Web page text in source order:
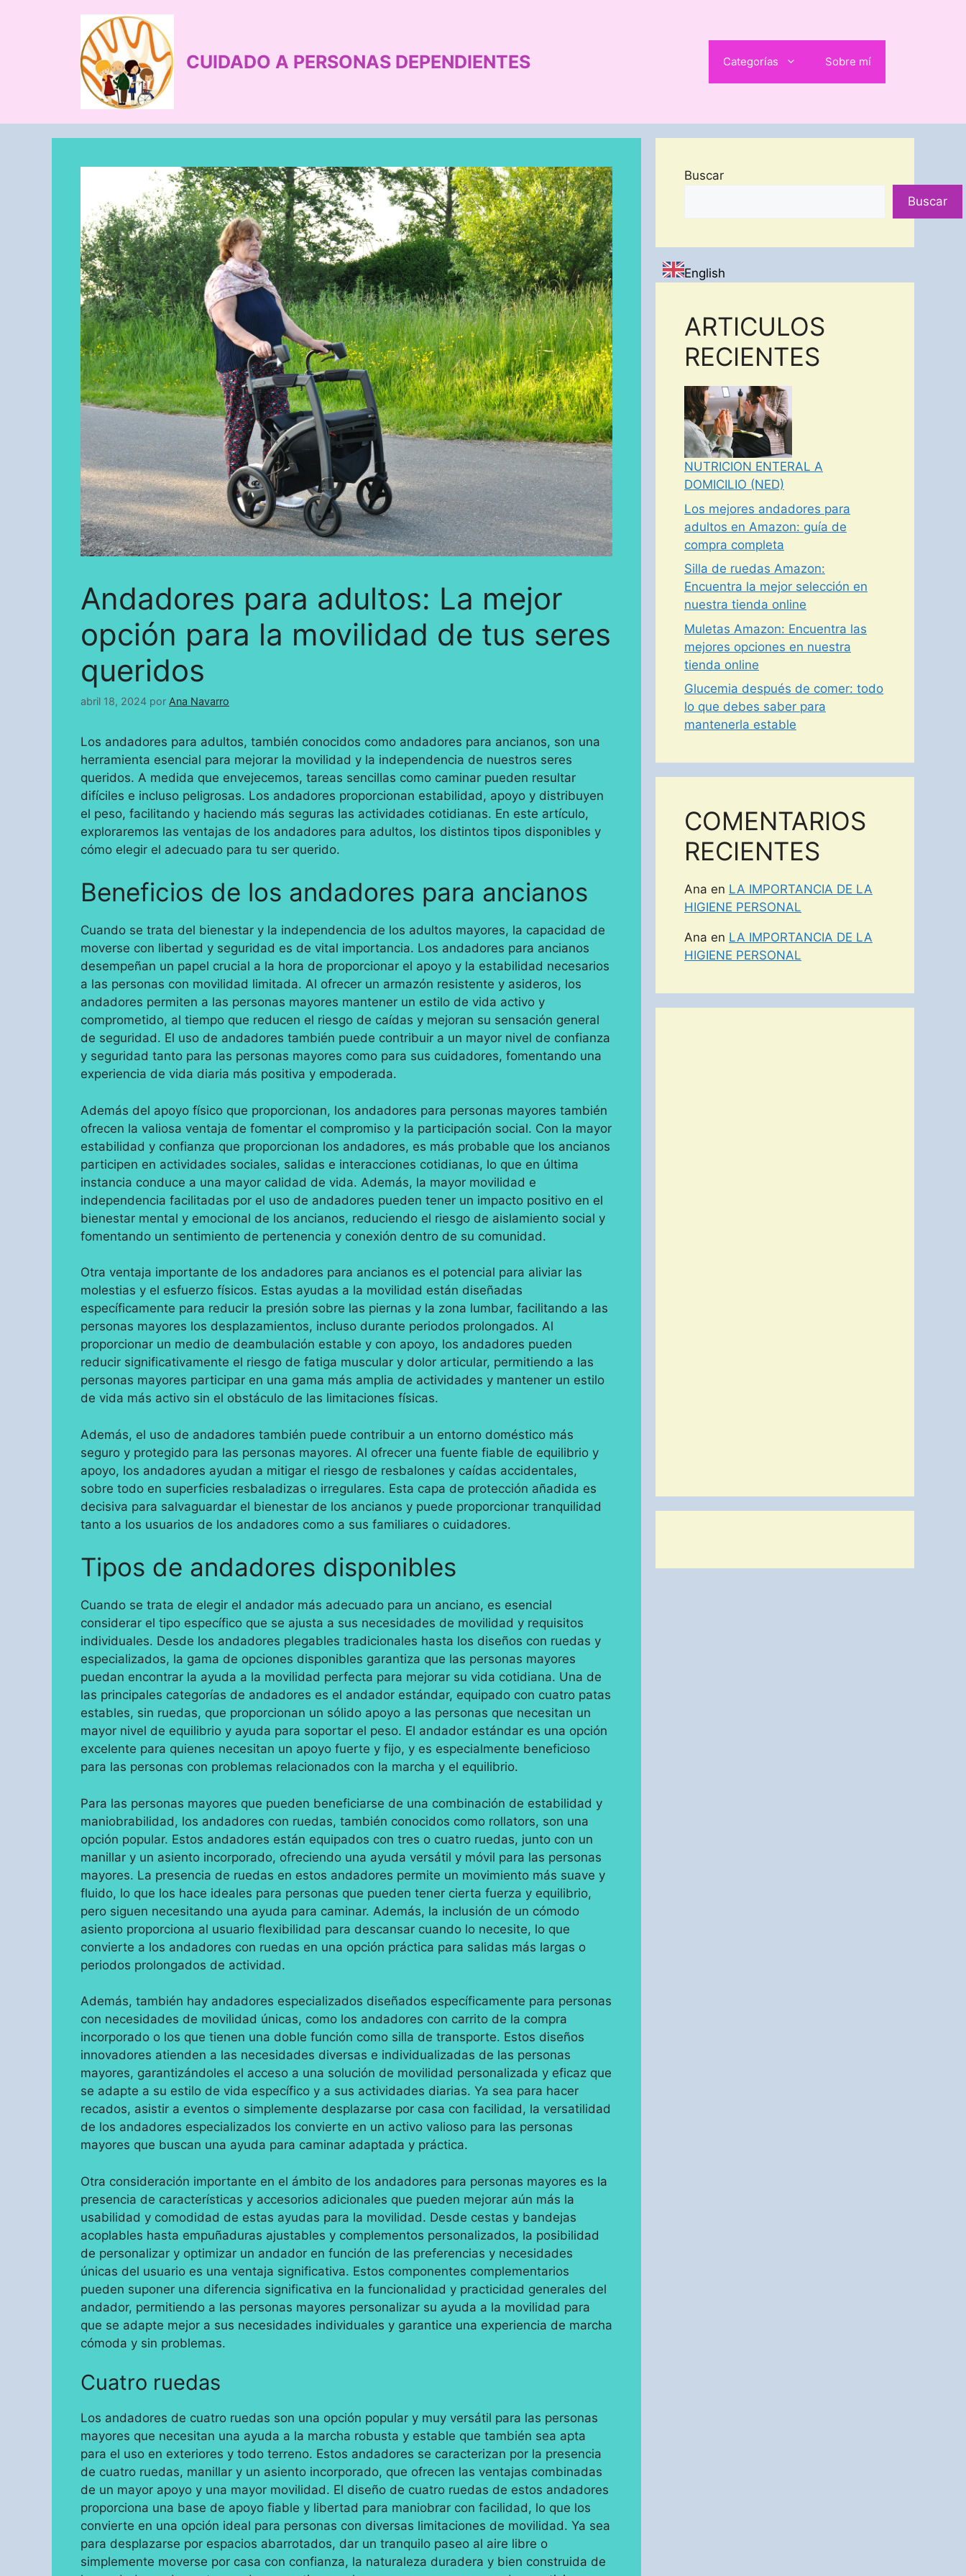
CUIDADO A PERSONAS DEPENDIENTES Categorías Sobre mí
Andadores para adultos: La mejor
opción para la movilidad de tus seres
queridos
abril 18, 2024 por Ana Navarro
Los andadores para adultos, también conocidos como andadores para ancianos, son una
herramienta esencial para mejorar la movilidad y la independencia de nuestros seres
queridos. A medida que envejecemos, tareas sencillas como caminar pueden resultar
difíciles e incluso peligrosas. Los andadores proporcionan estabilidad, apoyo y distribuyen
el peso, facilitando y haciendo más seguras las actividades cotidianas. En este artículo,
exploraremos las ventajas de los andadores para adultos, los distintos tipos disponibles y
cómo elegir el adecuado para tu ser querido.
Beneficios de los andadores para ancianos
Cuando se trata del bienestar y la independencia de los adultos mayores, la capacidad de
moverse con libertad y seguridad es de vital importancia. Los andadores para ancianos
desempeñan un papel crucial a la hora de proporcionar el apoyo y la estabilidad necesarios
a las personas con movilidad limitada. Al ofrecer un armazón resistente y asideros, los
andadores permiten a las personas mayores mantener un estilo de vida activo y
comprometido, al tiempo que reducen el riesgo de caídas y mejoran su sensación general
de seguridad. El uso de andadores también puede contribuir a un mayor nivel de confianza
y seguridad tanto para las personas mayores como para sus cuidadores, fomentando una
experiencia de vida diaria más positiva y empoderada.
Además del apoyo físico que proporcionan, los andadores para personas mayores también
ofrecen la valiosa ventaja de fomentar el compromiso y la participación social. Con la mayor
estabilidad y confianza que proporcionan los andadores, es más probable que los ancianos
participen en actividades sociales, salidas e interacciones cotidianas, lo que en última
instancia conduce a una mayor calidad de vida. Además, la mayor movilidad e
independencia facilitadas por el uso de andadores pueden tener un impacto positivo en el
bienestar mental y emocional de los ancianos, reduciendo el riesgo de aislamiento social y
fomentando un sentimiento de pertenencia y conexión dentro de su comunidad.
Otra ventaja importante de los andadores para ancianos es el potencial para aliviar las
molestias y el esfuerzo físicos. Estas ayudas a la movilidad están diseñadas
específicamente para reducir la presión sobre las piernas y la zona lumbar, facilitando a las
personas mayores los desplazamientos, incluso durante periodos prolongados. Al
proporcionar un medio de deambulación estable y con apoyo, los andadores pueden
reducir significativamente el riesgo de fatiga muscular y dolor articular, permitiendo a las
personas mayores participar en una gama más amplia de actividades y mantener un estilo
de vida más activo sin el obstáculo de las limitaciones físicas.
Además, el uso de andadores también puede contribuir a un entorno doméstico más
seguro y protegido para las personas mayores. Al ofrecer una fuente fiable de equilibrio y
apoyo, los andadores ayudan a mitigar el riesgo de resbalones y caídas accidentales,
sobre todo en superficies resbaladizas o irregulares. Esta capa de protección añadida es
decisiva para salvaguardar el bienestar de los ancianos y puede proporcionar tranquilidad
tanto a los usuarios de los andadores como a sus familiares o cuidadores.
Tipos de andadores disponibles
Cuando se trata de elegir el andador más adecuado para un anciano, es esencial
considerar el tipo específico que se ajusta a sus necesidades de movilidad y requisitos
individuales. Desde los andadores plegables tradicionales hasta los diseños con ruedas y
especializados, la gama de opciones disponibles garantiza que las personas mayores
puedan encontrar la ayuda a la movilidad perfecta para mejorar su vida cotidiana. Una de
las principales categorías de andadores es el andador estándar, equipado con cuatro patas
estables, sin ruedas, que proporcionan un sólido apoyo a las personas que necesitan un
mayor nivel de equilibrio y ayuda para soportar el peso. El andador estándar es una opción
excelente para quienes necesitan un apoyo fuerte y fijo, y es especialmente beneficioso
para las personas con problemas relacionados con la marcha y el equilibrio.
Para las personas mayores que pueden beneficiarse de una combinación de estabilidad y
maniobrabilidad, los andadores con ruedas, también conocidos como rollators, son una
opción popular. Estos andadores están equipados con tres o cuatro ruedas, junto con un
manillar y un asiento incorporado, ofreciendo una ayuda versátil y móvil para las personas
mayores. La presencia de ruedas en estos andadores permite un movimiento más suave y
fluido, lo que los hace ideales para personas que pueden tener cierta fuerza y equilibrio,
pero siguen necesitando una ayuda para caminar. Además, la inclusión de un cómodo
asiento proporciona al usuario flexibilidad para descansar cuando lo necesite, lo que
convierte a los andadores con ruedas en una opción práctica para salidas más largas o
periodos prolongados de actividad.
Además, también hay andadores especializados diseñados específicamente para personas
con necesidades de movilidad únicas, como los andadores con carrito de la compra
incorporado o los que tienen una doble función como silla de transporte. Estos diseños
innovadores atienden a las necesidades diversas e individualizadas de las personas
mayores, garantizándoles el acceso a una solución de movilidad personalizada y eficaz que
se adapte a su estilo de vida específico y a sus actividades diarias. Ya sea para hacer
recados, asistir a eventos o simplemente desplazarse por casa con facilidad, la versatilidad
de los andadores especializados los convierte en un activo valioso para las personas
mayores que buscan una ayuda para caminar adaptada y práctica.
Otra consideración importante en el ámbito de los andadores para personas mayores es la
presencia de características y accesorios adicionales que pueden mejorar aún más la
usabilidad y comodidad de estas ayudas para la movilidad. Desde cestas y bandejas
acoplables hasta empuñaduras ajustables y complementos personalizados, la posibilidad
de personalizar y optimizar un andador en función de las preferencias y necesidades
únicas del usuario es una ventaja significativa. Estos componentes complementarios
pueden suponer una diferencia significativa en la funcionalidad y practicidad generales del
andador, permitiendo a las personas mayores personalizar su ayuda a la movilidad para
que se adapte mejor a sus necesidades individuales y garantice una experiencia de marcha
cómoda y sin problemas.
Cuatro ruedas
Los andadores de cuatro ruedas son una opción popular y muy versátil para las personas
mayores que necesitan una ayuda a la marcha robusta y estable que también sea apta
para el uso en exteriores y todo terreno. Estos andadores se caracterizan por la presencia
de cuatro ruedas, manillar y un asiento incorporado, que ofrecen las ventajas combinadas
de un mayor apoyo y una mayor movilidad. El diseño de cuatro ruedas de estos andadores
proporciona una base de apoyo fiable y libertad para maniobrar con facilidad, lo que los
convierte en una opción ideal para personas con diversas limitaciones de movilidad. Ya sea
para desplazarse por espacios abarrotados, dar un tranquilo paseo al aire libre o
simplemente moverse por casa con confianza, la naturaleza duradera y bien construida de
Buscar
Buscar
English
ARTICULOS
RECIENTES
NUTRICION ENTERAL A
DOMICILIO (NED)
Los mejores andadores para
adultos en Amazon: guía de
compra completa
Silla de ruedas Amazon:
Encuentra la mejor selección en
nuestra tienda online
Muletas Amazon: Encuentra las
mejores opciones en nuestra
tienda online
Glucemia después de comer: todo
lo que debes saber para
mantenerla estable
COMENTARIOS
RECIENTES
Ana en LA IMPORTANCIA DE LA
HIGIENE PERSONAL
Ana en LA IMPORTANCIA DE LA
HIGIENE PERSONAL